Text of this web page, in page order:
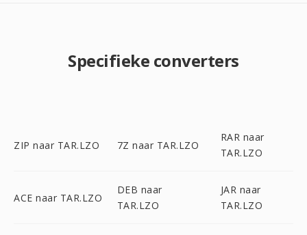
Specifieke converters
ZIP naar TAR.LZO 7Z naar TAR.LZO
RAR naar
TAR.LZO
ACE naar TAR.LZO
DEB naar
TAR.LZO
JAR naar
TAR.LZO